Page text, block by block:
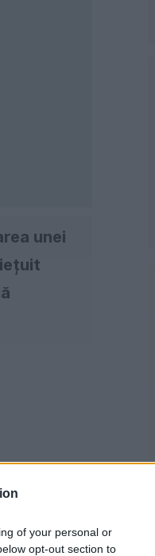
of your personal or
opt-out section to
unei